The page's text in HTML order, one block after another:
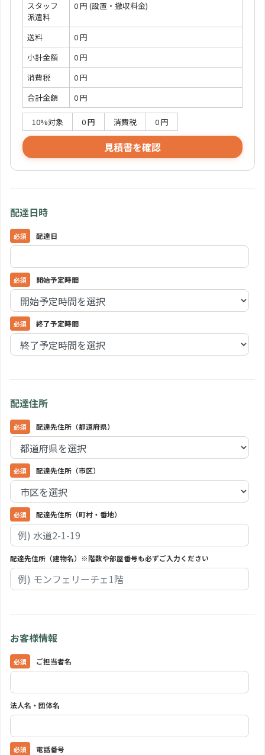
スタッフ
派遣料
0 円 (設置・撤収料金)
送料
0 円
小計金額
0 円
消費税
0 円
合計金額
0 円
10%対象 0 円 消費税 0 円
見積書を確認
配達日時
配達日
開始予定時間
終了予定時間
配達住所
配達先住所（都道府県）
配達先住所（市区）
配達先住所（町村・番地）
配達先住所（建物名）※階数や部屋番号も必ずご入力ください
お客様情報
ご担当者名
法人名・団体名
電話番号